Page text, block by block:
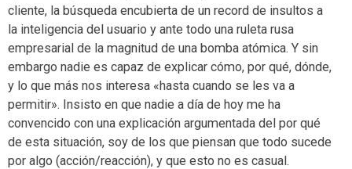
cliente, la búsqueda encubierta de un record de insultos a
la inteligencia del usuario y ante todo una ruleta rusa
empresarial de la magnitud de una bomba atómica. Y sin
embargo nadie es capaz de explicar cómo, por qué, dónde,
y lo que más nos interesa «hasta cuando se les va a
permitir». Insisto en que nadie a día de hoy me ha
convencido con una explicación argumentada del por qué
de esta situación, soy de los que piensan que todo sucede
por algo (acción/reacción), y que esto no es casual.